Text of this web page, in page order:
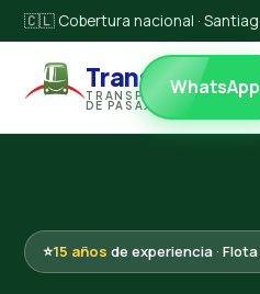
🇨🇱 Cobertura nacional ·
Transccl
TRANSPORTES
DE PASAJEROS
WhatsApp
⭐15 años de experiencia ·